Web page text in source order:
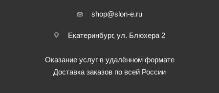
shop@slon-e.ru
Екатеринбург, ул. Блюхера 2
Оказание услуг в удалённом формате
Доставка заказов по всей России